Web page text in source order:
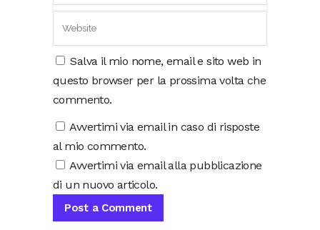
Salva il mio nome, email e sito web in
questo browser per la prossima volta che
commento.
Avvertimi via email in caso di risposte
al mio commento.
Avvertimi via email alla pubblicazione
di un nuovo articolo.